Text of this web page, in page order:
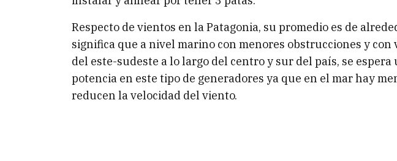
Respecto de vientos en la Patagonia, su promedio es de
significa que a nivel marino con menores obstrucciones y
del este-sudeste a lo largo del centro y sur del país, se
potencia en este tipo de generadores ya que en el mar hay
reducen la velocidad del viento.